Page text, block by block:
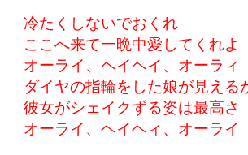
冷たくしないでおくれ
ここへ来て一晩中愛してくれよ
オーライ、ヘイヘイ、オーラィ
ダイヤの指輪をした娘が見える
彼女がシェイクずる姿は最高さ
オーライ、ヘイヘィ、オーライ